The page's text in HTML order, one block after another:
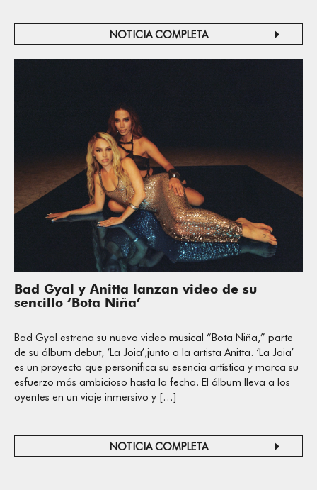
NOTICIA COMPLETA
Bad Gyal y Anitta lanzan video de su
sencillo ‘Bota Niña’
Bad Gyal estrena su nuevo video musical “Bota Niña,” parte
de su álbum debut, ‘La Joia’,junto a la artista Anitta. ‘La Joia’
es un proyecto que personifica su esencia artística y marca su
esfuerzo más ambicioso hasta la fecha. El álbum lleva a los
oyentes en un viaje inmersivo y […]
NOTICIA COMPLETA